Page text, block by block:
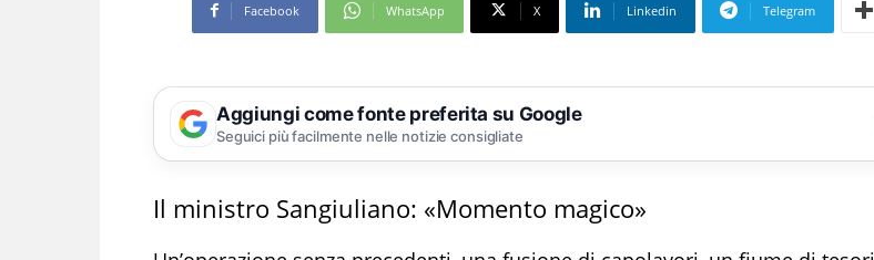
Facebook WhatsApp X Linkedin Telegram
Aggiungi come fonte preferita su Google
Seguici più facilmente nelle notizie consigliate
Il ministro Sangiuliano: «Momento magico»